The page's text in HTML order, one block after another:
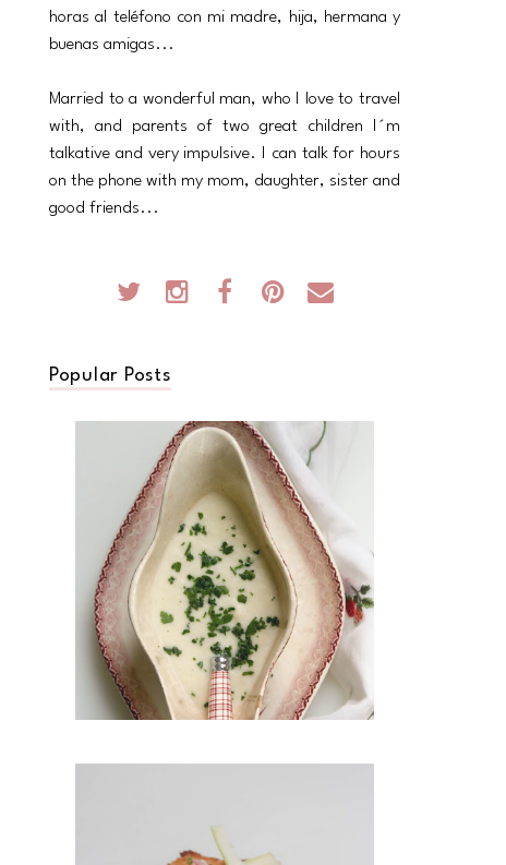
horas al teléfono con mi madre, hija, hermana y
buenas amigas...
Married to a wonderful man, who I love to travel
with, and parents of two great children I´m
talkative and very impulsive. I can talk for hours
on the phone with my mom, daughter, sister and
good friends...
Popular Posts